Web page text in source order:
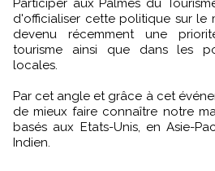
Participer aux Palmes du
d'officialiser cette politique sur le
devenu récemment une
tourisme ainsi que dans les
locales.
Par cet angle et grâce à cet
de mieux faire connaître notre
basés aux Etats-Unis, en Asie-
Indien.